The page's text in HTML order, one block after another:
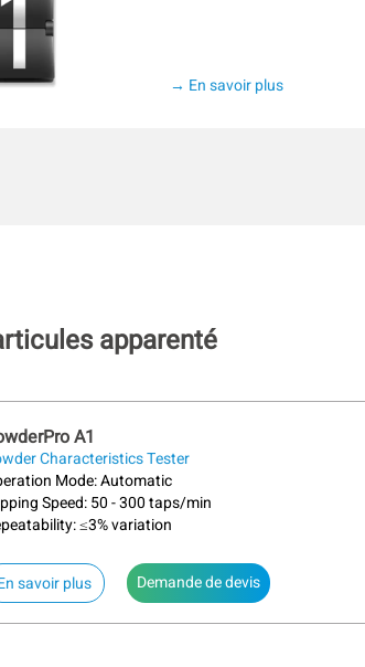
→ En savoir plus
apparenté
A1
Characteristics Tester
Mode: Automatic
Speed: 50 - 300 taps/min
≤3% variation
savoir plus Demande de devis